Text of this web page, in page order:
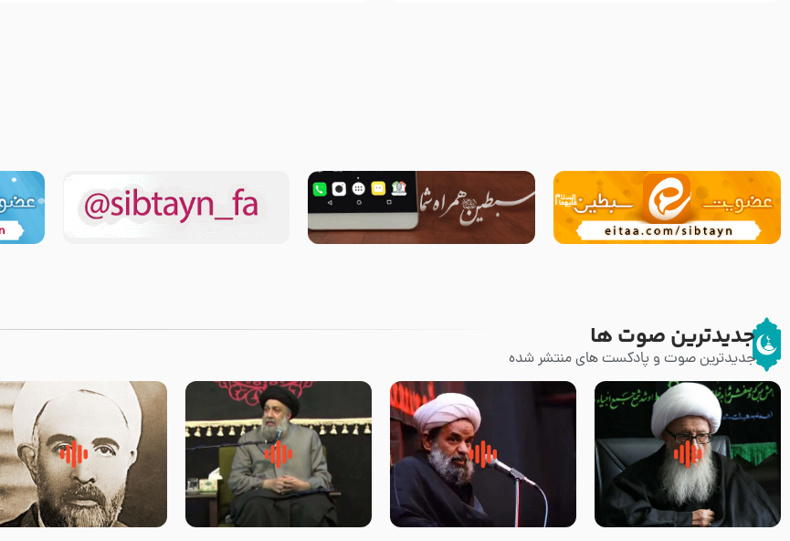
جدیدترین صوت ها
جدیدترین صوت و پادکست های منتشر شده
زوّار اربعین امام حسین (علیه
السلام) با این اشتیاق به زیارت
روضه جانسوز پاره های جگر امام
حسن مجتبی علیه السلام-حجت
لقب حضرت رقیه سلام الله علیها
به چه معناست – حجت الاسلام
روضه‌ی مجلس یزید ملعون و
اسارت اهل‌بیت علیهم‌السلام –